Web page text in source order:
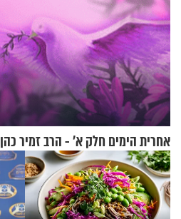
אחרית הימים חלק א’ - הרב זמיר כהן